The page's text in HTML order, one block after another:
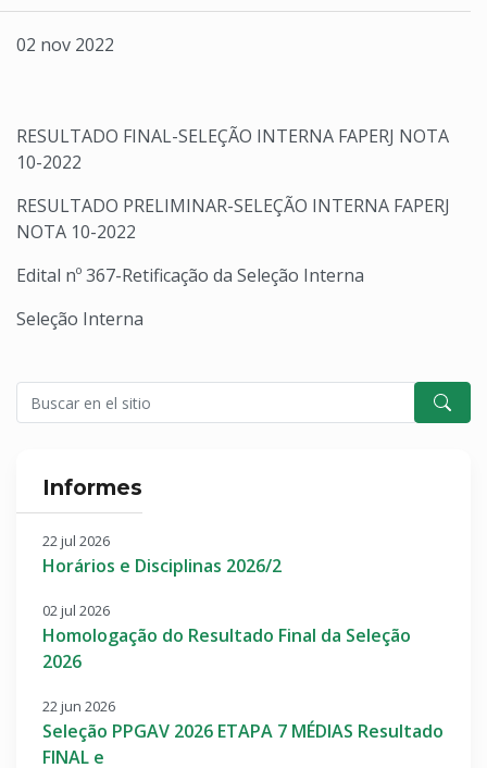
02 nov 2022
RESULTADO FINAL-SELEÇÃO INTERNA FAPERJ NOTA
10-2022
RESULTADO PRELIMINAR-SELEÇÃO INTERNA FAPERJ
NOTA 10-2022
Edital nº 367-Retificação da Seleção Interna
Seleção Interna
Informes
22 jul 2026
Horários e Disciplinas 2026/2
02 jul 2026
Homologação do Resultado Final da Seleção
2026
22 jun 2026
Seleção PPGAV 2026 ETAPA 7 MÉDIAS Resultado
FINAL e